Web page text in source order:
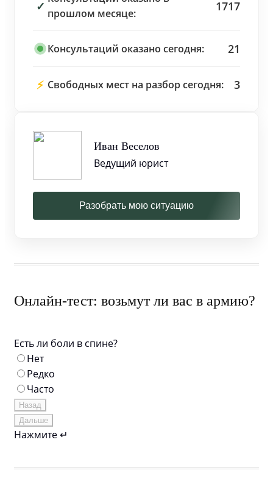
✓ прошлом месяце:
1717
Консультаций оказано сегодня: 21
⚡ Свободных мест на разбор сегодня: 3
Иван Веселов
Ведущий юрист
Разобрать мою ситуацию
Онлайн-тест: возьмут ли вас в армию?
Есть ли боли в спине?
Нет
Редко
Часто
Назад
Дальше
Нажмите ↵